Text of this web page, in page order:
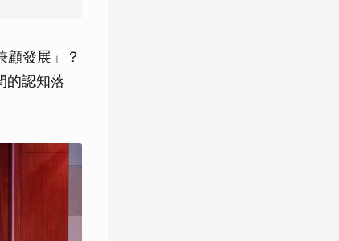
顧發展」？
的認知落